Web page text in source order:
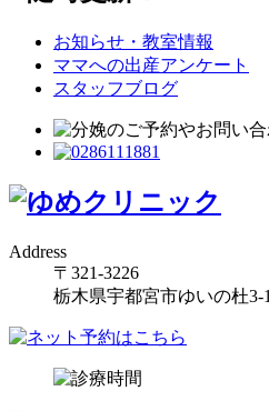
お知らせ・教室情報
ママへの出産アンケート
スタッフブログ
Address
〒321-3226
栃木県宇都宮市ゆいの杜3-